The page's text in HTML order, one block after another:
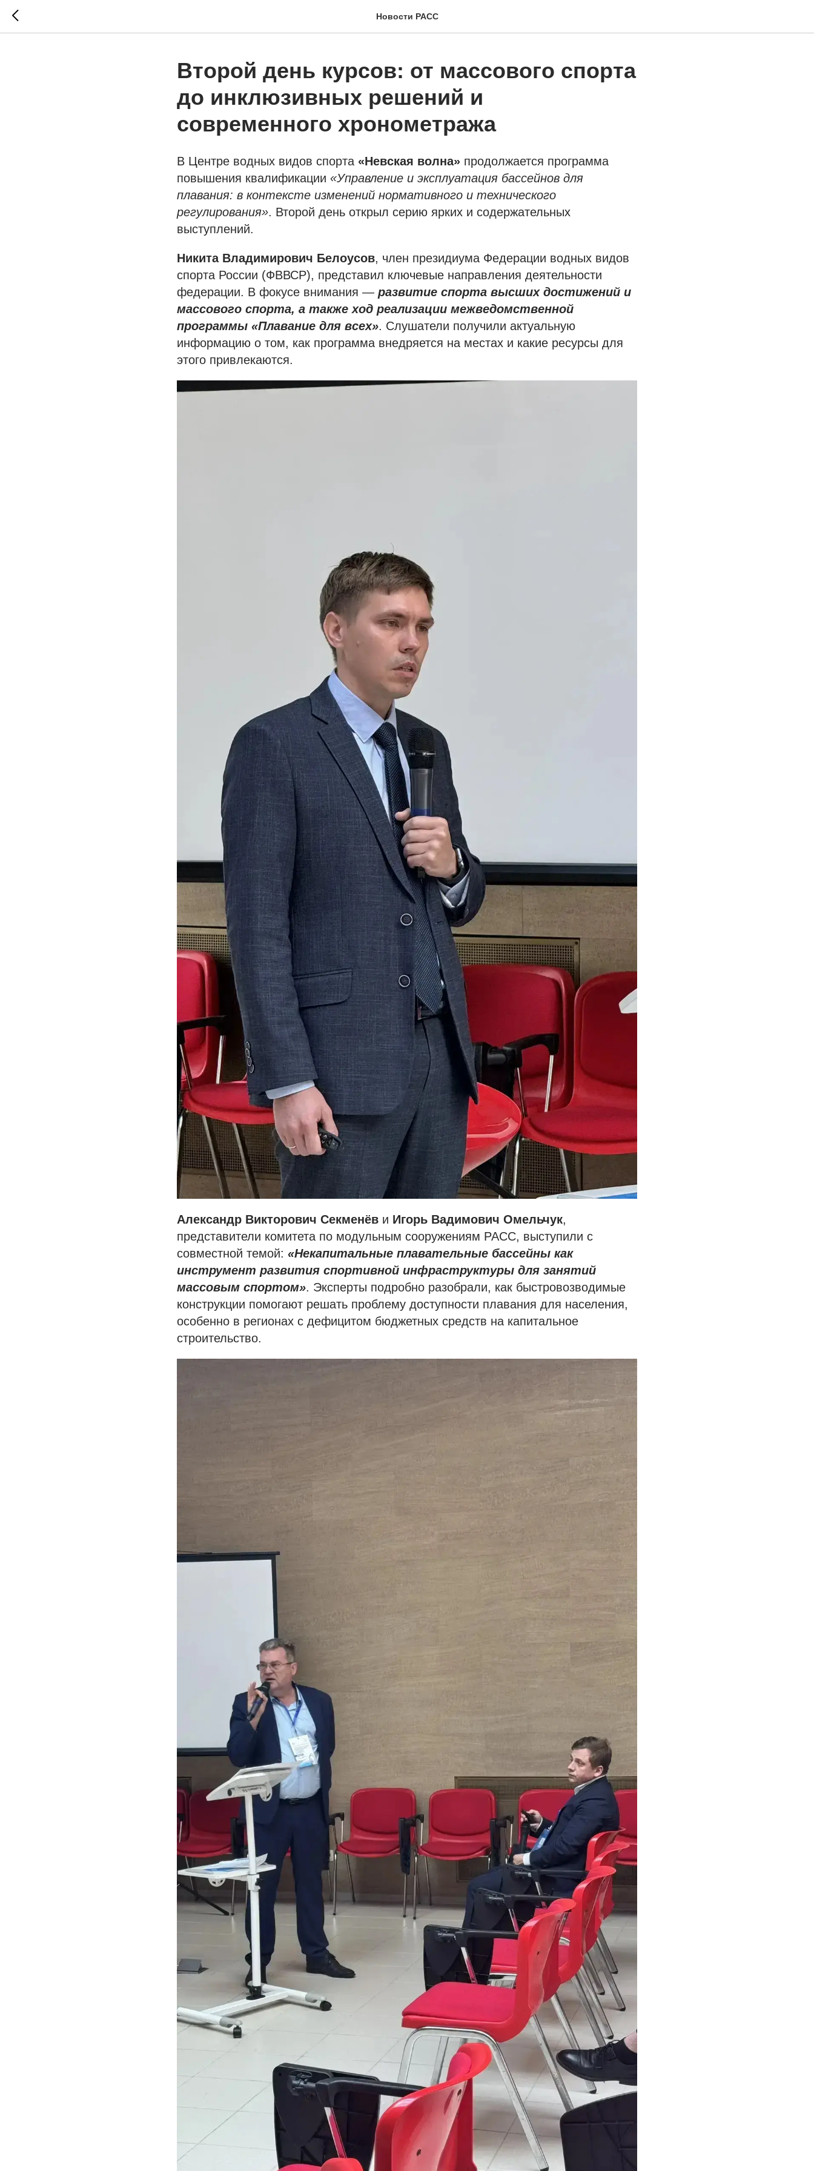
Новости РАСС
Второй день курсов: от массового спорта
до инклюзивных решений и
современного хронометража
В Центре водных видов спорта «Невская волна» продолжается программа
повышения квалификации «Управление и эксплуатация бассейнов для
плавания: в контексте изменений нормативного и технического
регулирования». Второй день открыл серию ярких и содержательных
выступлений.
Никита Владимирович Белоусов, член президиума Федерации водных видов
спорта России (ФВВСР), представил ключевые направления деятельности
федерации. В фокусе внимания — развитие спорта высших достижений и
массового спорта, а также ход реализации межведомственной
программы «Плавание для всех». Слушатели получили актуальную
информацию о том, как программа внедряется на местах и какие ресурсы для
этого привлекаются.
Александр Викторович Секменёв и Игорь Вадимович Омельчук,
представители комитета по модульным сооружениям РАСС, выступили с
совместной темой: «Некапитальные плавательные бассейны как
инструмент развития спортивной инфраструктуры для занятий
массовым спортом». Эксперты подробно разобрали, как быстровозводимые
конструкции помогают решать проблему доступности плавания для населения,
особенно в регионах с дефицитом бюджетных средств на капитальное
строительство.